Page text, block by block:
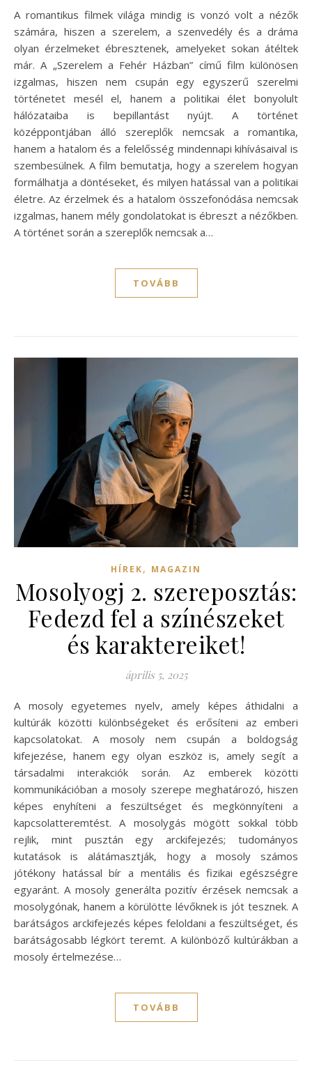
A romantikus filmek világa mindig is vonzó volt a nézők
számára, hiszen a szerelem, a szenvedély és a dráma
olyan érzelmeket ébresztenek, amelyeket sokan átéltek
már. A „Szerelem a Fehér Házban” című film különösen
izgalmas, hiszen nem csupán egy egyszerű szerelmi
történetet mesél el, hanem a politikai élet bonyolult
hálózataiba is bepillantást nyújt. A történet
középpontjában álló szereplők nemcsak a romantika,
hanem a hatalom és a felelősség mindennapi kihívásaival is
szembesülnek. A film bemutatja, hogy a szerelem hogyan
formálhatja a döntéseket, és milyen hatással van a politikai
életre. Az érzelmek és a hatalom összefonódása nemcsak
izgalmas, hanem mély gondolatokat is ébreszt a nézőkben.
A történet során a szereplők nemcsak a…
TOVÁBB
HÍREK, MAGAZIN
Mosolyogj 2. szereposztás:
Fedezd fel a színészeket
és karaktereiket!
április 5, 2025
A mosoly egyetemes nyelv, amely képes áthidalni a
kultúrák közötti különbségeket és erősíteni az emberi
kapcsolatokat. A mosoly nem csupán a boldogság
kifejezése, hanem egy olyan eszköz is, amely segít a
társadalmi interakciók során. Az emberek közötti
kommunikációban a mosoly szerepe meghatározó, hiszen
képes enyhíteni a feszültséget és megkönnyíteni a
kapcsolatteremtést. A mosolygás mögött sokkal több
rejlik, mint pusztán egy arckifejezés; tudományos
kutatások is alátámasztják, hogy a mosoly számos
jótékony hatással bír a mentális és fizikai egészségre
egyaránt. A mosoly generálta pozitív érzések nemcsak a
mosolygónak, hanem a körülötte lévőknek is jót tesznek. A
barátságos arckifejezés képes feloldani a feszültséget, és
barátságosabb légkört teremt. A különböző kultúrákban a
mosoly értelmezése…
TOVÁBB